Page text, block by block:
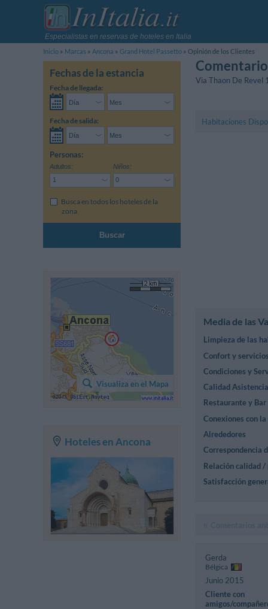
Especialistas en reservas de hoteles en Italia
Inicio
Marcas Ancona Grand Hotel Passetto Opinión de los Clientes
Fechas de la estancia
Fecha de llegada:
Fecha de salida:
Personas:
Adultos: Niños:
Busca en todos los hoteles de la
zona
Buscar
Via Thaon De Revel
Habitaciones
Media de las
Limpieza de las
Confort y
Condiciones y
Calidad
Restaurante y Bar
Conexiones con
Alrededores
Correspondencia
Relación calidad /
Satisfacción
Gerda
Bélgica
Junio 2015
Cliente con
amigos/
Visualiza en el Mapa
Hoteles en Ancona